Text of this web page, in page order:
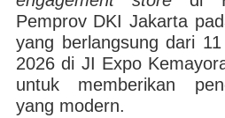
Bank Jakarta berkolaborasi bersama
store di Hall C1 Anjungan Pemprov DKI
Foto: Bank
Pemprov DKI Jakarta
yang berlangsung dari
2026 di JI Expo
untuk memberikan
yang modern.